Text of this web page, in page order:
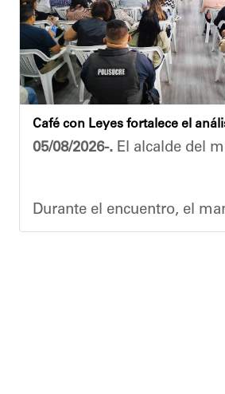
​Por su parte, el
​"Tenemos un desafío en
Finalmente, el ministro de
Esta jornada ratifica el
05/08/2026-. El alcalde del
Durante el encuentro, el